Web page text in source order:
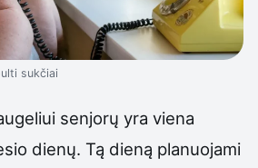
sukčiai
senjorų yra viena
dienų. Tą dieną planuojami